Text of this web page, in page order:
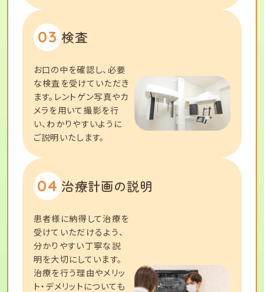
03 検査
お口の中を確認し、必要
な検査を受けていただき
ます。レントゲン写真やカ
メラを用いて撮影を行
い、わかりやすいように
ご説明いたします。
04 治療計画の説明
患者様に納得して治療を
受けていただけるよう、
分かりやすい丁寧な説
明を大切にしています。
治療を行う理由やメリッ
ト・デメリットについても